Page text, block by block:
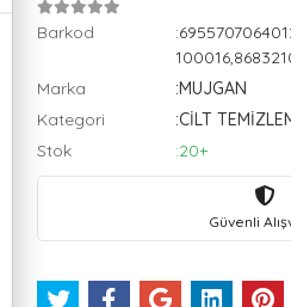
Barkod
Marka
:MUJGAN
Kategori
:CİLT
Stok
:20+
Güvenli